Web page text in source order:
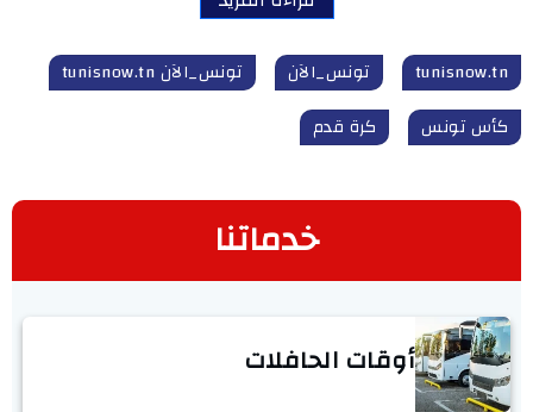
tunisnow.tn تونس_الآن
تونس_الآن tunisnow.tn
كأس تونس
كرة قدم
خدماتنا
أوقات الحافلات